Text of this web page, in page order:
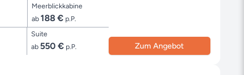
Meerblickkabine
ab188 € p.P.
Suite
ab 550 € p.P. Zum Angebot